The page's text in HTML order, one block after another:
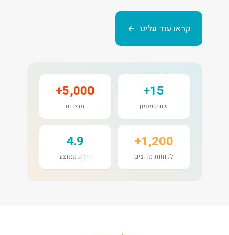
קראו עוד עלינו
15+
שנות ניסיון
5,000+
מוצרים
1,200+
לקוחות מרוצים
4.9
דירוג ממוצע